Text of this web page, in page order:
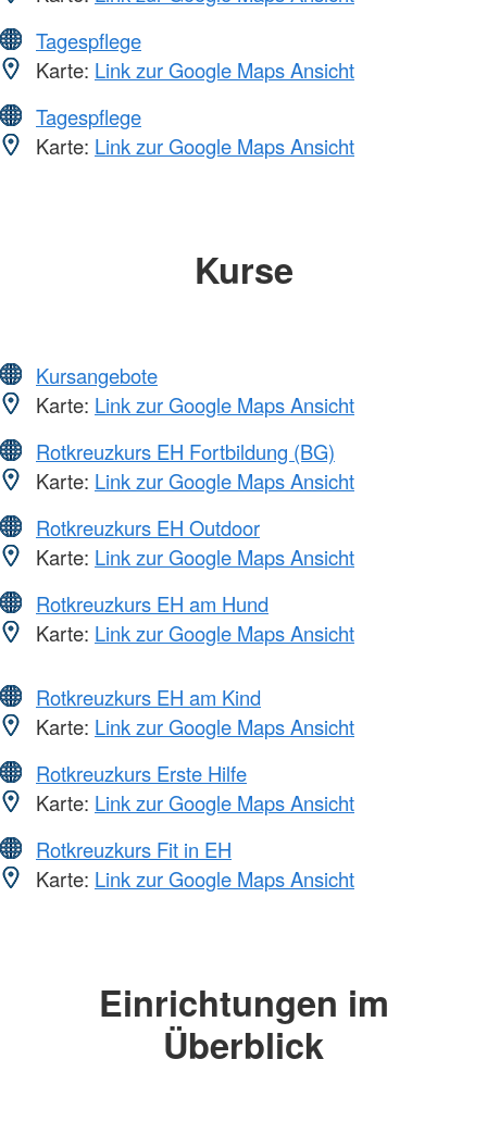
Tagespflege
Karte: Link zur Google Maps Ansicht
Tagespflege
Karte: Link zur Google Maps Ansicht
Kurse
Kursangebote
Karte: Link zur Google Maps Ansicht
Rotkreuzkurs EH Fortbildung (BG)
Karte: Link zur Google Maps Ansicht
Rotkreuzkurs EH Outdoor
Karte: Link zur Google Maps Ansicht
Rotkreuzkurs EH am Hund
Karte: Link zur Google Maps Ansicht
Rotkreuzkurs EH am Kind
Karte: Link zur Google Maps Ansicht
Rotkreuzkurs Erste Hilfe
Karte: Link zur Google Maps Ansicht
Rotkreuzkurs Fit in EH
Karte: Link zur Google Maps Ansicht
Einrichtungen im
Überblick